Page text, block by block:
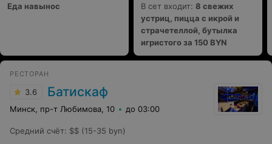
Еда навынос
В сет входит: 8 свежих
устриц, пицца с икрой и
страчетеллой, бутылка
игристого за 150 BYN
РЕСТОРАН
3.6 Батискаф
Минск, пр-т Любимова, 10 до 03:00
Средний счёт: $$ (15-35 byn)